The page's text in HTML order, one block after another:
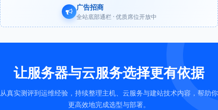
广告招商
全站底部通栏 · 优质席位开放中
让服务器与云服务选择更有依据
从真实测评到运维经验，持续整理主机、云服务与建站技术内容，帮助你
更高效地完成选型与部署。